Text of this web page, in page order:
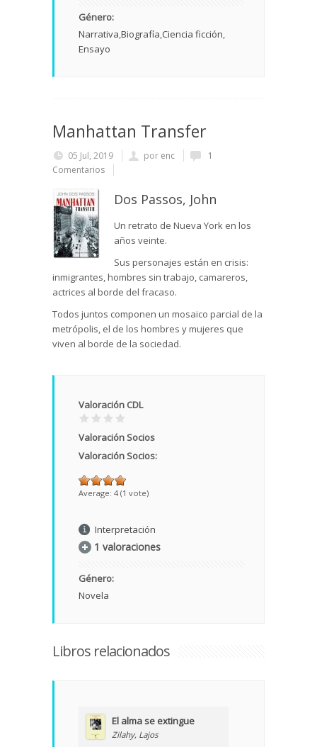
Género:
Narrativa Biografía Ciencia ficción
Ensayo
Manhattan Transfer
05 Jul, 2019 por enc
1
Comentarios
Dos Passos, John
Un retrato de Nueva York en los
años veinte.
Sus personajes están en crisis:
inmigrantes, hombres sin trabajo, camareros,
actrices al borde del fracaso.
Todos juntos componen un mosaico parcial de la
metrópolis, el de los hombres y mujeres que
viven al borde de la sociedad.
Valoración CDL
Valoración Socios
Valoración Socios:
Average: 4 (1 vote)
Interpretación
1 valoraciones
Género:
Novela
Libros relacionados
El alma se extingue
Zilahy, Lajos